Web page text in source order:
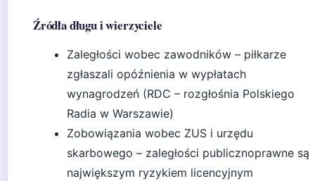
Źródła długu i wierzyciele
Zaległości wobec zawodników – piłkarze
zgłaszali opóźnienia w wypłatach
wynagrodzeń (RDC – rozgłośnia Polskiego
Radia w Warszawie)
Zobowiązania wobec ZUS i urzędu
skarbowego – zaległości publicznoprawne są
największym ryzykiem licencyjnym